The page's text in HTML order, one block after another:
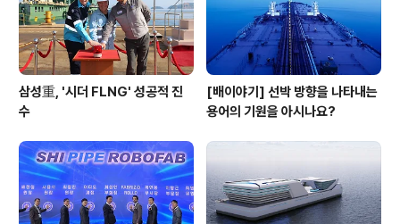
삼성重, '시더 FLNG' 성공적 진
수
[배이야기] 선박 방향을 나타내는
용어의 기원을 아시나요?